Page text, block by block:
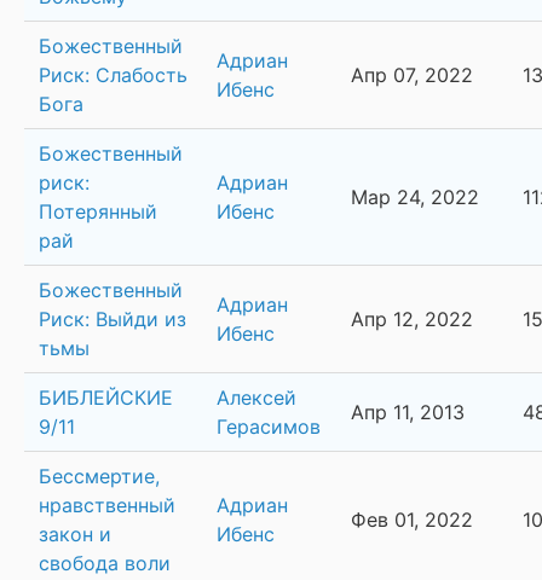
Божественный
Риск: Слабость
Бога
Адриан
Ибенс
Апр 07, 2022
Божественный
риск:
Потерянный
рай
Адриан
Ибенс
Мар 24, 2022
Божественный
Риск: Выйди из
тьмы
Адриан
Ибенс
Апр 12, 2022
БИБЛЕЙСКИЕ
9/11
Алексей
Герасимов
Апр 11, 2013
Бессмертие,
нравственный
закон и
свобода воли
Адриан
Ибенс
Фев 01, 2022